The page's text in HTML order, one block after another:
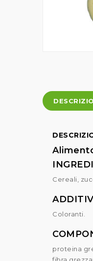
Cereali,
Coloranti.
proteina